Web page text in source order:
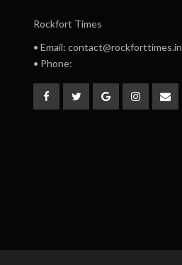
Rockfort Times
• Email: contact@rockforttimes.in
• Phone: